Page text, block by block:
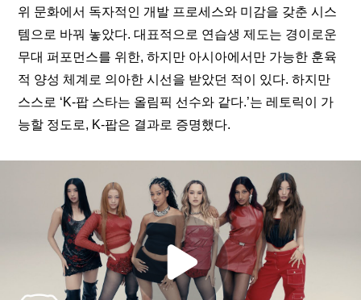
위 문화에서 독자적인 개발 프로세스와 미감을 갖춘 시스
템으로 바꿔 놓았다. 대표적으로 연습생 제도는 경이로운
무대 퍼포먼스를 위한, 하지만 아시아에서만 가능한 훈육
적 양성 체계로 의아한 시선을 받았던 적이 있다. 하지만
스스로 ‘K-팝 스타는 올림픽 선수와 같다.’는 레토릭이 가
능할 정도로, K-팝은 결과로 증명했다.